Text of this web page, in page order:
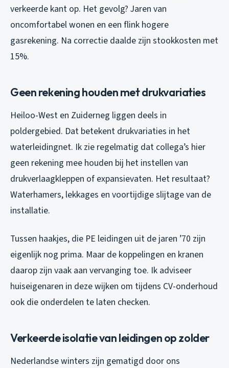
verkeerde kant op. Het gevolg? Jaren van
oncomfortabel wonen en een flink hogere
gasrekening. Na correctie daalde zijn stookkosten met
15%.
Geen rekening houden met drukvariaties
Heiloo-West en Zuiderneg liggen deels in
poldergebied. Dat betekent drukvariaties in het
waterleidingnet. Ik zie regelmatig dat collega’s hier
geen rekening mee houden bij het instellen van
drukverlaagkleppen of expansievaten. Het resultaat?
Waterhamers, lekkages en voortijdige slijtage van de
installatie.
Tussen haakjes, die PE leidingen uit de jaren ’70 zijn
eigenlijk nog prima. Maar de koppelingen en kranen
daarop zijn vaak aan vervanging toe. Ik adviseer
huiseigenaren in deze wijken om tijdens CV-onderhoud
ook die onderdelen te laten checken.
Verkeerde isolatie van leidingen op zolder
Nederlandse winters zijn gematigd door ons